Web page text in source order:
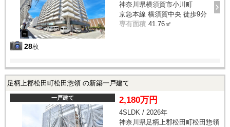
28枚
神奈川県横須賀市小川町
京急本線 横須賀中央 徒歩9分
専有面積 41.76㎡
足柄上郡松田町松田惣領 の新築一戸建て
一戸建て 2,180万円
4SLDK / 2026年
神奈川県足柄上郡松田町松田惣領